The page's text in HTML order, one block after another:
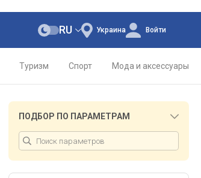
Украина
RU Войти
Туризм Спорт Мода и аксессуары
ПОДБОР ПО ПАРАМЕТРАМ